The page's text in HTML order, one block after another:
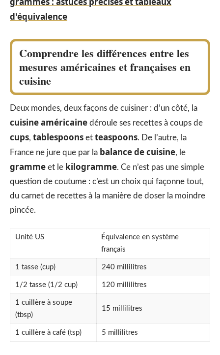
d'équivalence
Comprendre les différences entre les
mesures américaines et françaises en
cuisine
Deux mondes, deux façons de cuisiner : d’un côté, la
cuisine américaine déroule ses recettes à coups de
cups, tablespoons et teaspoons. De l’autre, la
France ne jure que par la balance de cuisine, le
gramme et le kilogramme. Ce n’est pas une simple
question de coutume : c’est un choix qui façonne tout,
du carnet de recettes à la manière de doser la moindre
pincée.
Unité US
Équivalence en système
français
1 tasse (cup) 240 millilitres
1/2 tasse (1/2 cup) 120 millilitres
1 cuillère à soupe
(tbsp)
15 millilitres
1 cuillère à café (tsp) 5 millilitres